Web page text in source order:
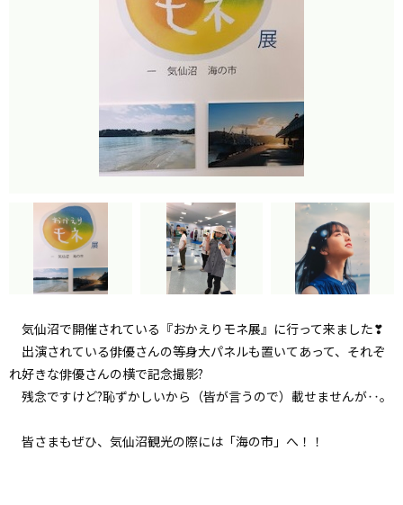
気仙沼で開催されている『おかえりモネ展』に行って来ました❣
出演されている俳優さんの等身大パネルも置いてあって、それぞ
れ好きな俳優さんの横で記念撮影?
残念ですけど?恥ずかしいから（皆が言うので）載せませんが‥。
皆さまもぜひ、気仙沼観光の際には「海の市」へ！！